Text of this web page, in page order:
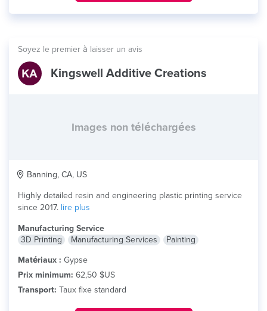
Soyez le premier à laisser un avis
Kingswell Additive Creations
Images non téléchargées
Banning, CA, US
Highly detailed resin and engineering plastic printing service
since 2017. lire plus
Manufacturing Service
3D Printing
Manufacturing Services
Painting
Matériaux : Gypse
Prix minimum: 62,50 $US
Transport: Taux fixe standard